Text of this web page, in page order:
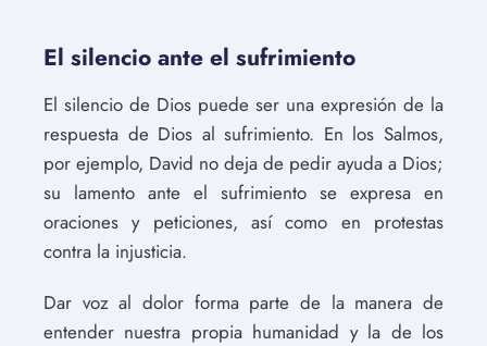
El silencio ante el sufrimiento
El silencio de Dios puede ser una expresión de la
respuesta de Dios al sufrimiento. En los Salmos,
por ejemplo, David no deja de pedir ayuda a Dios;
su lamento ante el sufrimiento se expresa en
oraciones y peticiones, así como en protestas
contra la injusticia.
Dar voz al dolor forma parte de la manera de
entender nuestra propia humanidad y la de los